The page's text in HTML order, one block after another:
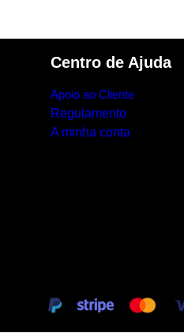
Centro de Ajuda
Apoio ao Cliente
Regulamento
A minha conta